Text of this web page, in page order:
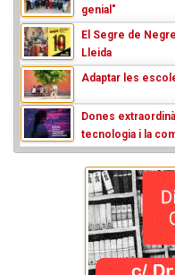
genial"
El Segre de
Lleida
Adaptar les
Dones
tecnologia i la